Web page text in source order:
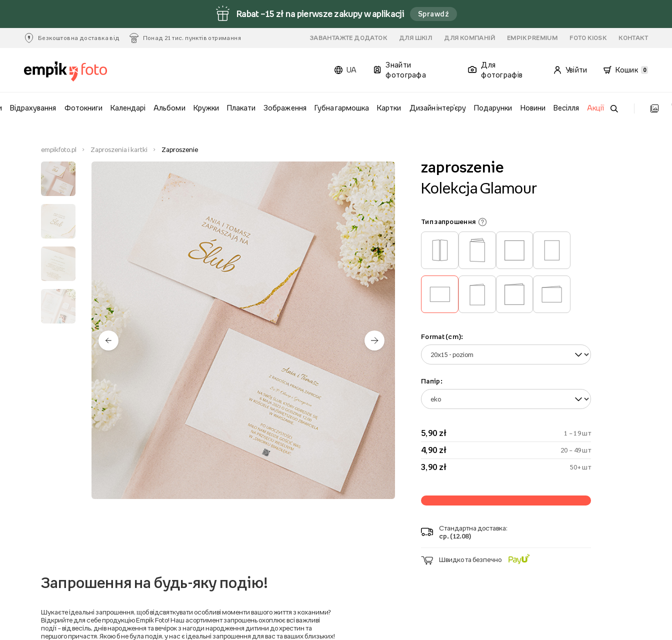
Rabat –15 zł na pierwsze zakupy w aplikacji Sprawdź
Безкоштовна доставка від Понад 21 тис. пунктів отримання ЗАВАНТАЖТЕ ДОДАТОК ДЛЯ ШКІЛ ДЛЯ КОМПАНІЙ EMPIK PREMIUM FOTO KIOSK КОНТАКТ
UA
Знайти
фотографа
Для
фотографів
Увійти Кошик 0
Відрахування Фотокниги Календарі Альбоми Кружки Плакати Зображення Губна гармошка Картки Дизайн інтер'єру Подарунки Новини Весілля Акції
empikfoto.pl Zaproszenia i kartki Zaproszenie
zaproszenie
Kolekcja Glamour
Тип запрошення
Format (cm):
Папір:
5,90 zł 1 – 19 шт
4,90 zł 20 – 49 шт
3,90 zł 50+ шт
Стандартна доставка:
ср. (12.08)
Швидко та безпечно
Запрошення на будь-яку подію!
Шукаєте ідеальні запрошення, щоб відсвяткувати особливі моменти вашого життя з коханими?
Відкрийте для себе продукцію Empik Foto! Наш асортимент запрошень охоплює всі важливі
події – від весіль, днів народження та вечірок з нагоди народження дитини до хрестин та
першого причастя. Якою б не була подія, у нас є ідеальні запрошення для вас та ваших близьких!